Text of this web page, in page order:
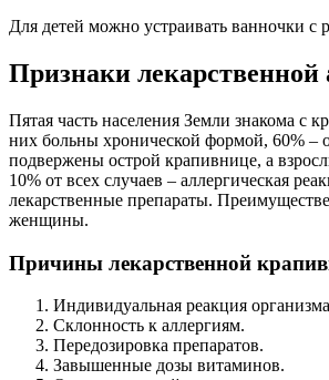
Для детей можно устраивать ванночки с
Признаки лекарственной
Пятая часть населения Земли знакома с
них больны хронической формой, 60% –
подвержены острой крапивнице, а
10% от всех случаев – аллергическая
лекарственные препараты.
женщины.
Причины лекарственной
Индивидуальная реакция
Склонность к аллергиям.
Передозировка препаратов.
Завышенные дозы витаминов.